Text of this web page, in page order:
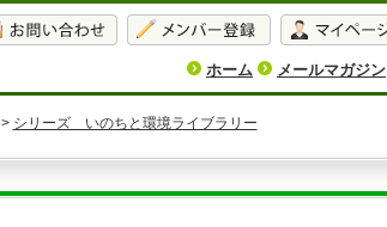
ホーム メールマガジン
> シリーズ いのちと環境ライブラリー